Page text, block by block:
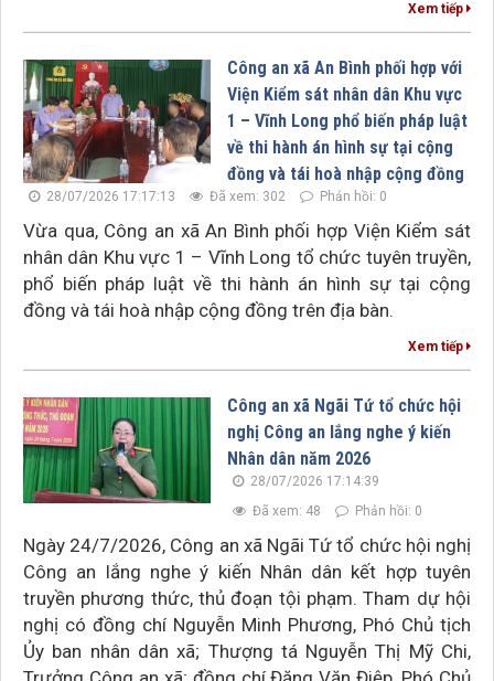
Xem tiếp
Công an xã An Bình phối hợp với
Viện Kiểm sát nhân dân Khu vực
1 – Vĩnh Long phổ biến pháp luật
về thi hành án hình sự tại cộng
đồng và tái hoà nhập cộng đồng
28/07/2026 17:17:13 Đã xem: 302 Phản hồi: 0
Vừa qua, Công an xã An Bình phối hợp Viện Kiểm sát
nhân dân Khu vực 1 – Vĩnh Long tổ chức tuyên truyền,
phổ biến pháp luật về thi hành án hình sự tại cộng
đồng và tái hoà nhập cộng đồng trên địa bàn.
Xem tiếp
Công an xã Ngãi Tứ tổ chức hội
nghị Công an lắng nghe ý kiến
Nhân dân năm 2026
28/07/2026 17:14:39
Đã xem: 48
Phản hồi: 0
Ngày 24/7/2026, Công an xã Ngãi Tứ tổ chức hội nghị
Công an lắng nghe ý kiến Nhân dân kết hợp tuyên
truyền phương thức, thủ đoạn tội phạm. Tham dự hội
nghị có đồng chí Nguyễn Minh Phương, Phó Chủ tịch
Ủy ban nhân dân xã; Thượng tá Nguyễn Thị Mỹ Chi,